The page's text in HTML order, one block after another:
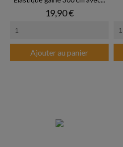
Prix
19,90 €
Ajouter au panier